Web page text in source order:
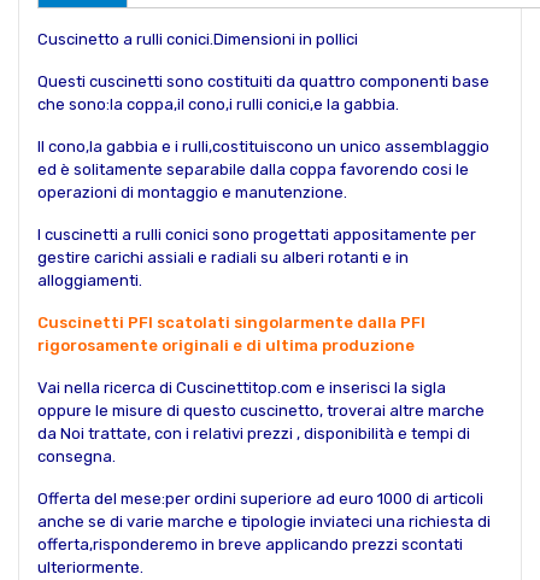
Cuscinetto a rulli conici.Dimensioni in pollici
Questi cuscinetti sono costituiti da quattro componenti base
che sono:la coppa,il cono,i rulli conici,e la gabbia.
Il cono,la gabbia e i rulli,costituiscono un unico assemblaggio
ed è solitamente separabile dalla coppa favorendo cosi le
operazioni di montaggio e manutenzione.
I cuscinetti a rulli conici sono progettati appositamente per
gestire carichi assiali e radiali su alberi rotanti e in
alloggiamenti.
Cuscinetti PFI scatolati singolarmente dalla PFI
rigorosamente originali e di ultima produzione
Vai nella ricerca di Cuscinettitop.com e inserisci la sigla
oppure le misure di questo cuscinetto, troverai altre marche
da Noi trattate, con i relativi prezzi , disponibilità e tempi di
consegna.
Offerta del mese:per ordini superiore ad euro 1000 di articoli
anche se di varie marche e tipologie inviateci una richiesta di
offerta,risponderemo in breve applicando prezzi scontati
ulteriormente.